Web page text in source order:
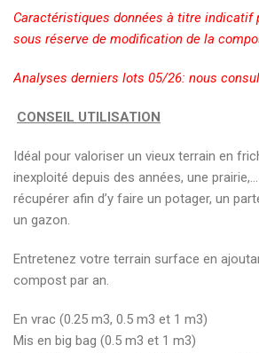
Caractéristiques données à titre indicatif
sous réserve de modification de la
Analyses derniers lots 05/26: nous
CONSEIL UTILISATION
Idéal pour valoriser un vieux terrain en
inexploité depuis des années, une
récupérer afin d’y faire un potager, un
un gazon.
Entretenez votre terrain surface en
compost par an.
En vrac (0.25 m3, 0.5 m3 et 1 m3)
Mis en big bag (0.5 m3 et 1 m3)